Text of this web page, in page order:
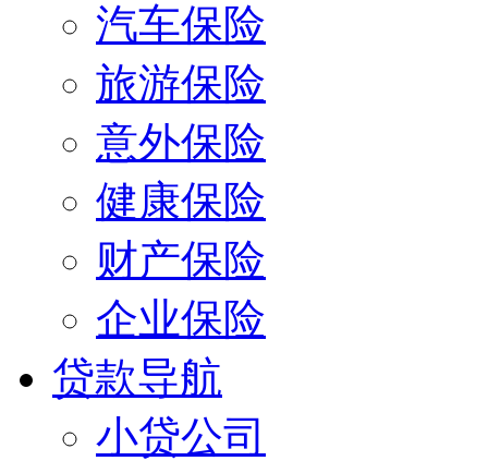
汽车保险
旅游保险
意外保险
健康保险
财产保险
企业保险
贷款导航
小贷公司